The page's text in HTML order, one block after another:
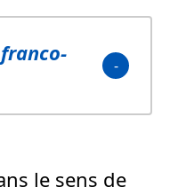
le sens de